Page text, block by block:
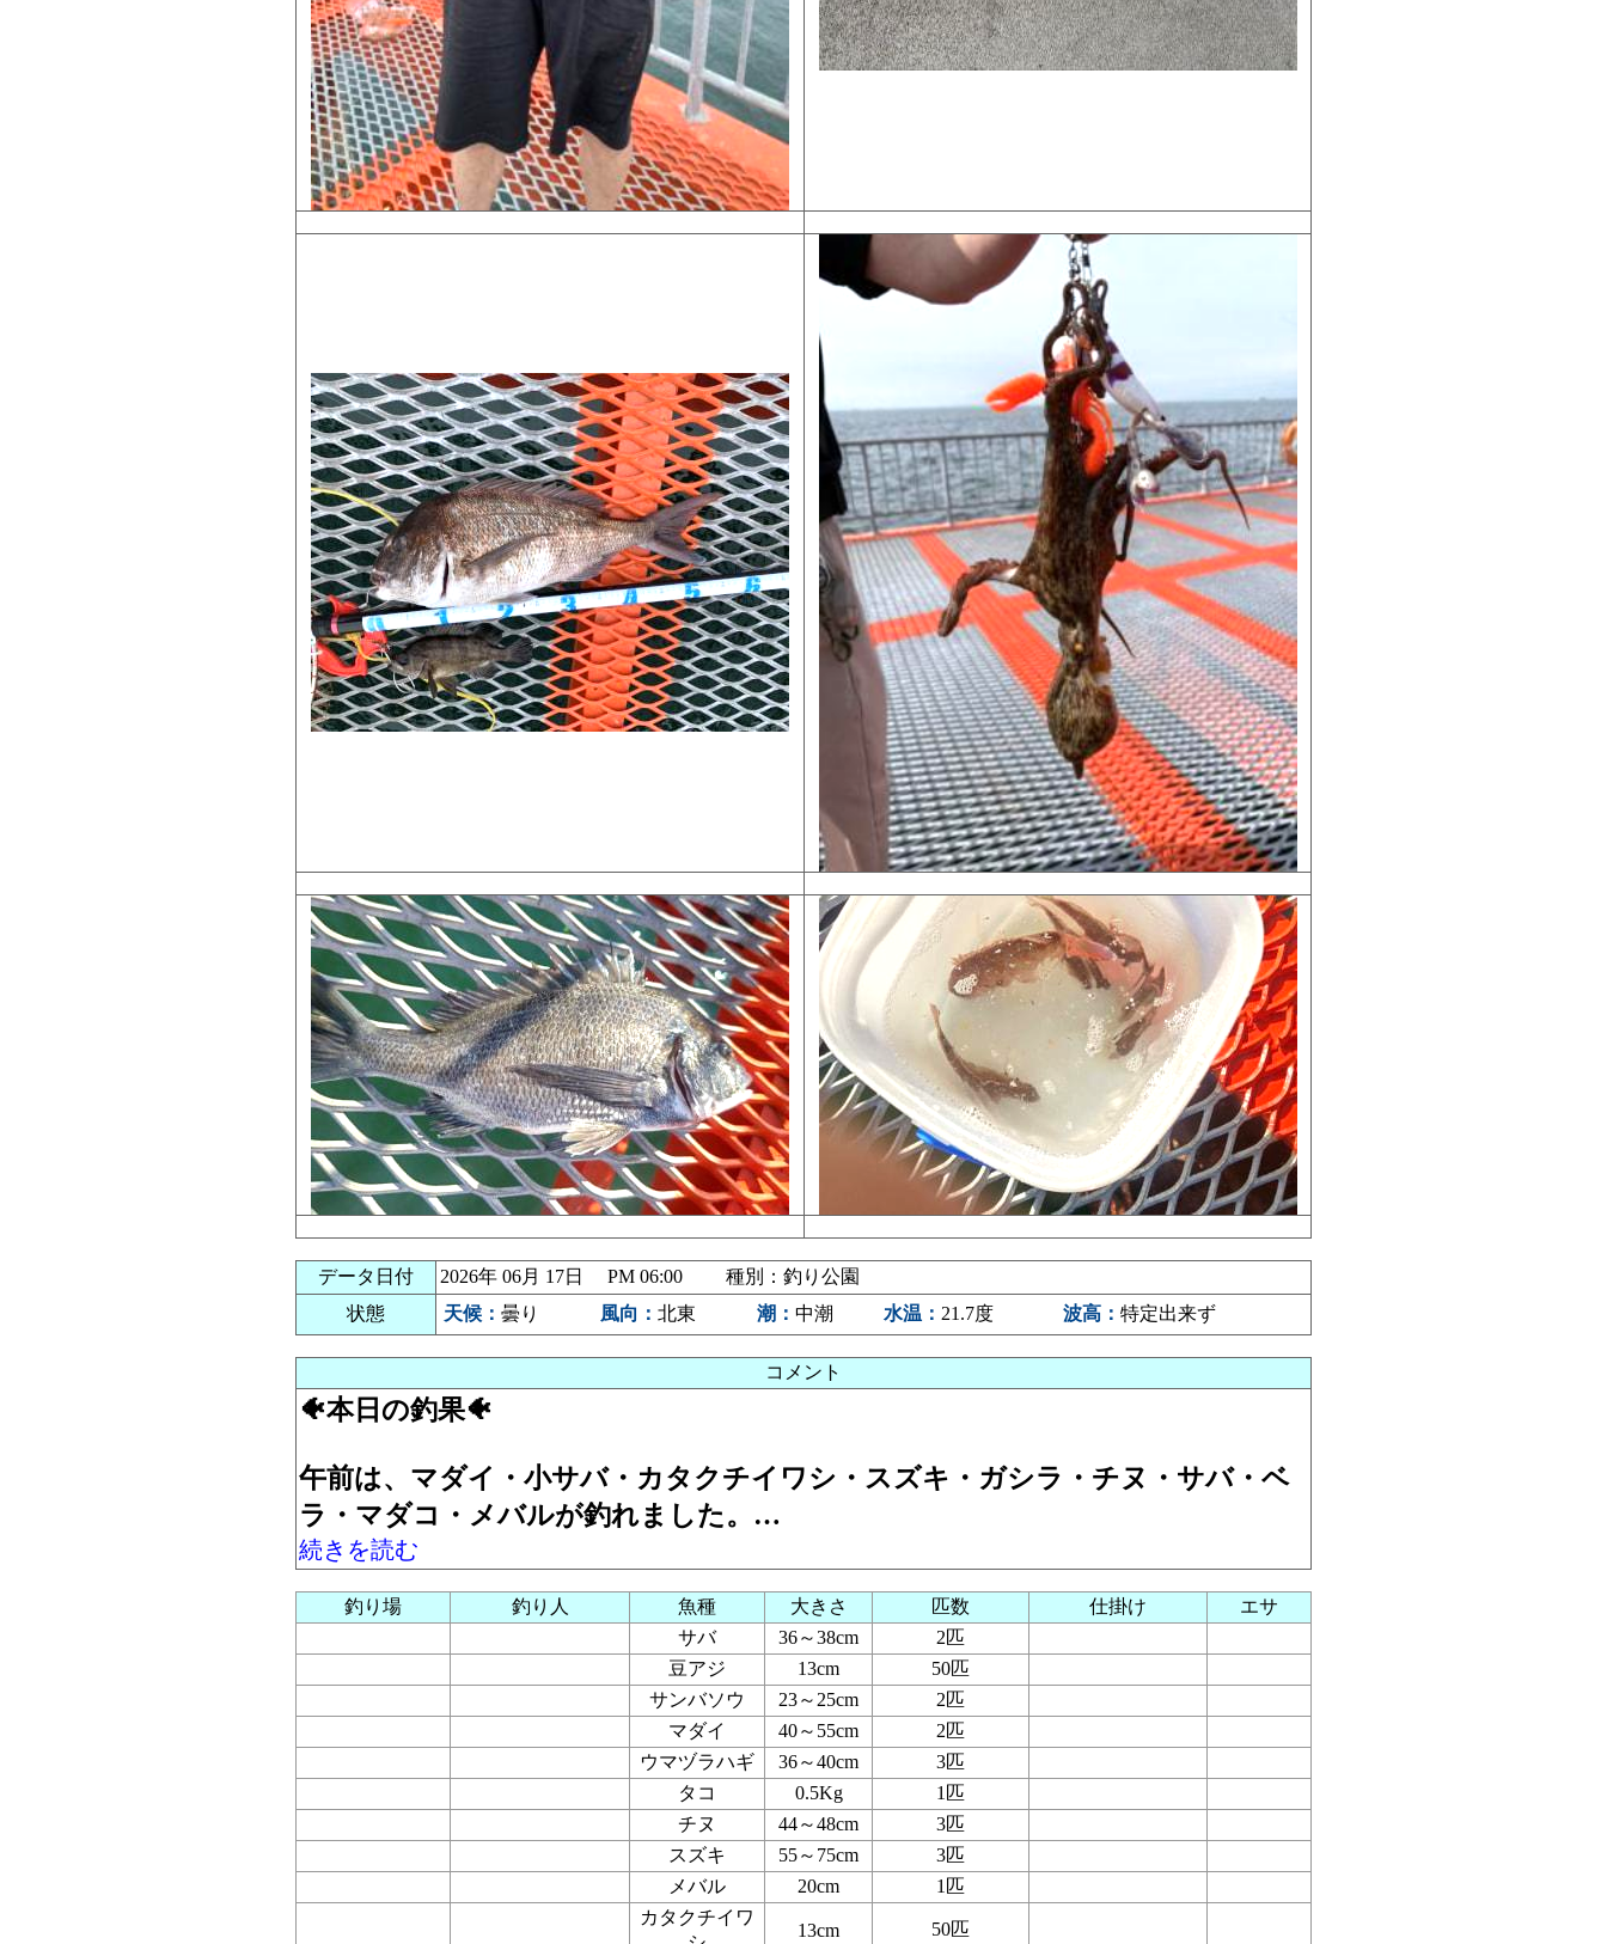
データ日付
2026年 06月 17日 PM 06:00 種別：釣り公園
状態
天候： 曇り 風向： 北東 潮： 中潮 水温： 21.7度 波高： 特定出来ず
コメント
🐠本日の釣果🐠
午前は、マダイ・小サバ・カタクチイワシ・スズキ・ガシラ・チヌ・サバ・ベ
ラ・マダコ・メバルが釣れました。…
続きを読む
釣り場 釣り人 魚種 大きさ 匹数 仕掛け
エサ
サバ
36～38cm
2匹
豆アジ
13cm
50匹
サンバソウ
23～25cm
2匹
マダイ
40～55cm
2匹
ウマヅラハギ
36～40cm
3匹
タコ
0.5Kg
1匹
チヌ
44～48cm
3匹
スズキ
55～75cm
3匹
メバル
20cm
1匹
カタクチイワ
13cm 50匹